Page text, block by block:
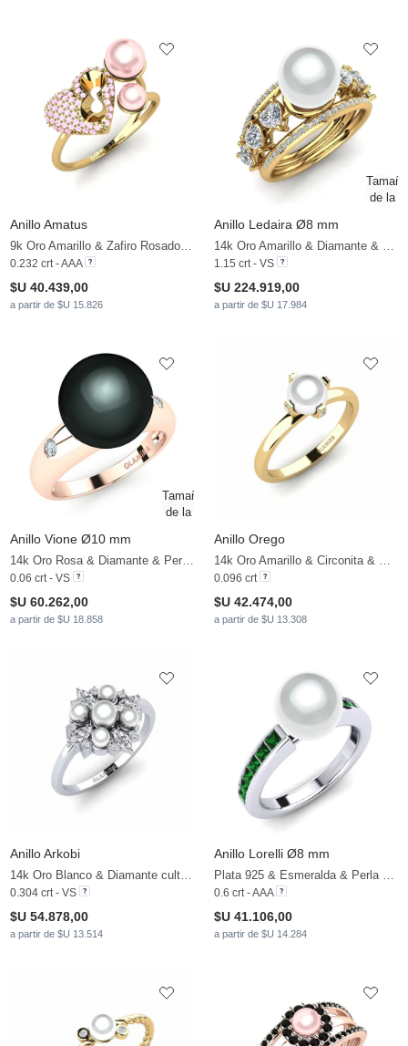
Anillo Amatus
9k Oro Amarillo & Zafiro Rosado & Perla rosa
0.232 crt - AAA
$U 40.439,00
a partir de $U 15.826
Anillo Ledaira Ø8 mm
14k Oro Amarillo & Diamante & Perla blanca
1.15 crt - VS
$U 224.919,00
a partir de $U 17.984
Anillo Vione Ø10 mm
14k Oro Rosa & Diamante & Perla negra
0.06 crt - VS
$U 60.262,00
a partir de $U 18.858
Anillo Orego
14k Oro Amarillo & Circonita & Perla blanca
0.096 crt
$U 42.474,00
a partir de $U 13.308
Anillo Arkobi
14k Oro Blanco & Diamante cultivado en laboratorio & Perla blanca
0.304 crt - VS
$U 54.878,00
a partir de $U 13.514
Anillo Lorelli Ø8 mm
Plata 925 & Esmeralda & Perla blanca
0.6 crt - AAA
$U 41.106,00
a partir de $U 14.284